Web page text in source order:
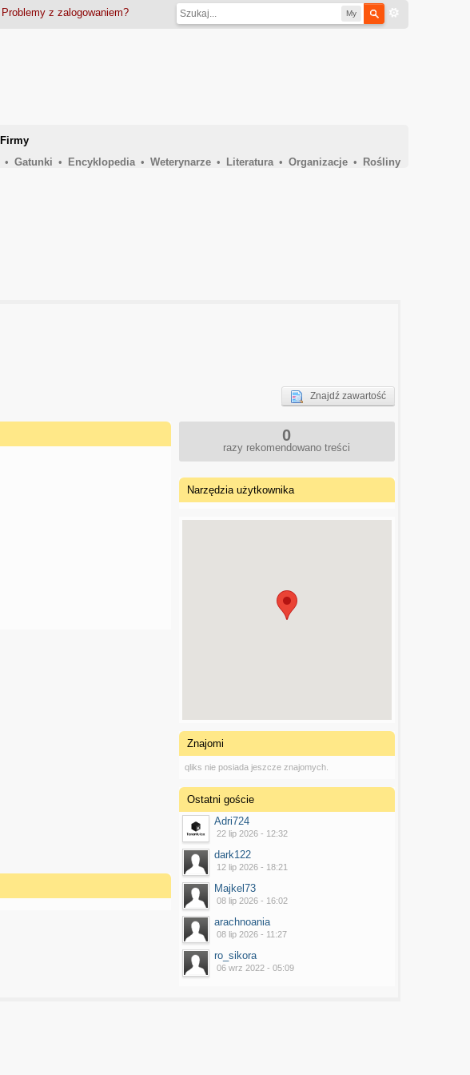
My
Problemy z zalogowaniem?
Firmy
• Gatunki • Encyklopedia • Weterynarze • Literatura • Organizacje •
Rośliny
Znajdź zawartość
0
razy rekomendowano treści
Narzędzia użytkownika
Znajomi
qliks nie posiada jeszcze znajomych.
Ostatni goście
Adri724
22 lip 2026 - 12:32
dark122
12 lip 2026 - 18:21
Majkel73
08 lip 2026 - 16:02
arachnoania
08 lip 2026 - 11:27
ro_sikora
06 wrz 2022 - 05:09